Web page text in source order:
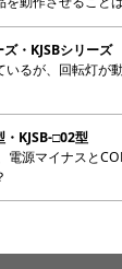
・KJSBシリーズ
るが、回転灯が
・KJSB-□02型
電源マイナスと